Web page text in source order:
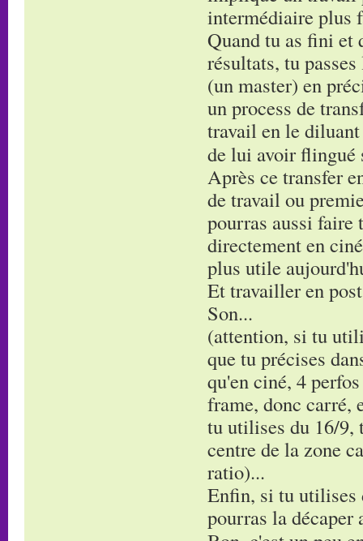
intermédiaire plus
Quand tu as fini et
résultats, tu
(un master) en
un process de
travail en le
de lui avoir flingué
Après ce transfer
de travail ou
pourras aussi
directement en
plus utile
Et travailler en
Son...
(attention, si tu
que tu précises
qu'en ciné, 4
frame, donc carré,
tu utilises du 16/9,
centre de la zone
ratio)...
Enfin, si tu utilises
pourras la décaper